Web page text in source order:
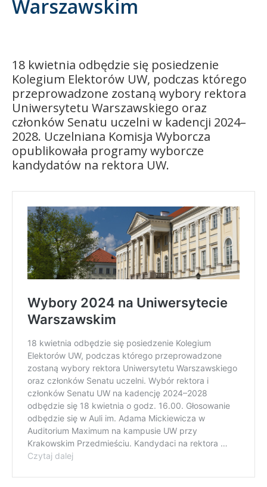
Warszawskim
18 kwietnia odbędzie się posiedzenie
Kolegium Elektorów UW, podczas którego
przeprowadzone zostaną wybory rektora
Uniwersytetu Warszawskiego oraz
członków Senatu uczelni w kadencji 2024–
2028. Uczelniana Komisja Wyborcza
opublikowała programy wyborcze
kandydatów na rektora UW.